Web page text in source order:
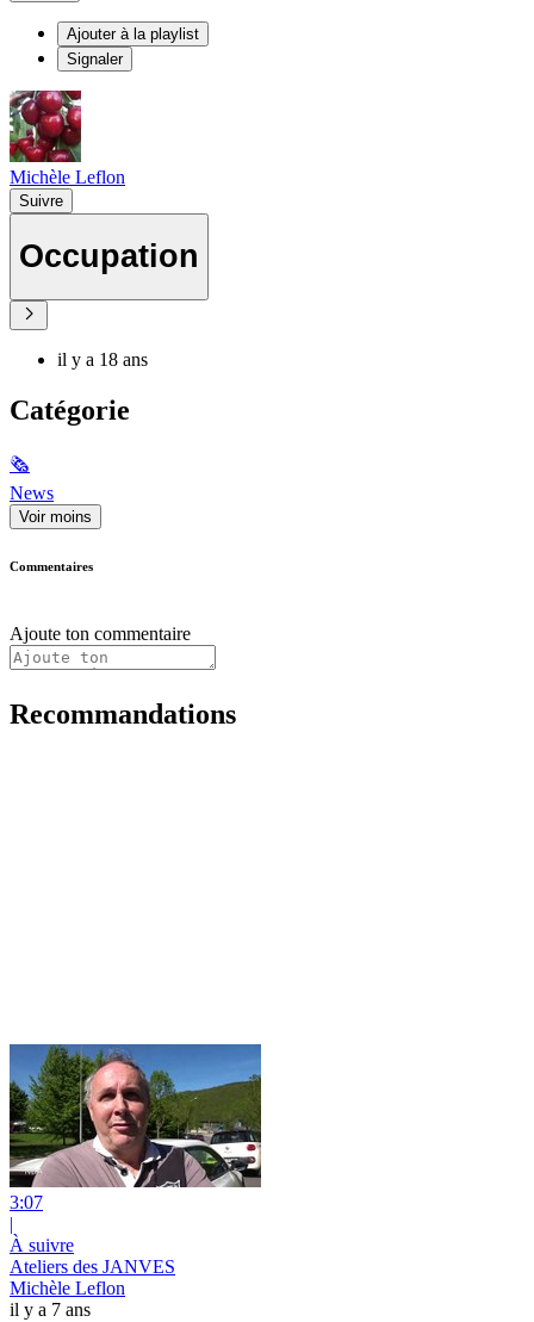
Ajouter à la playlist
Signaler
Michèle Leflon
Suivre
Occupation
il y a 18 ans
Catégorie
🗞
News
Voir moins
Commentaires
Ajoute ton commentaire
Recommandations
3:07
|
À suivre
Ateliers des JANVES
Michèle Leflon
il y a 7 ans